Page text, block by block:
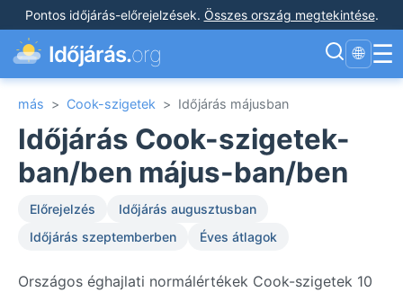
Pontos időjárás-előrejelzések. Összes ország megtekintése.
Időjárás.org 🌐 ☰
más > Cook-szigetek > Időjárás májusban
Időjárás Cook-szigetek-
ban/ben május-ban/ben
Előrejelzés
Időjárás augusztusban
Időjárás szeptemberben
Éves átlagok
Országos éghajlati normálértékek Cook-szigetek 10